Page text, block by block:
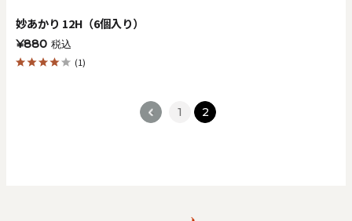
妙あかり 12H（6個入り）
¥880 税込
(1)
< 1 2